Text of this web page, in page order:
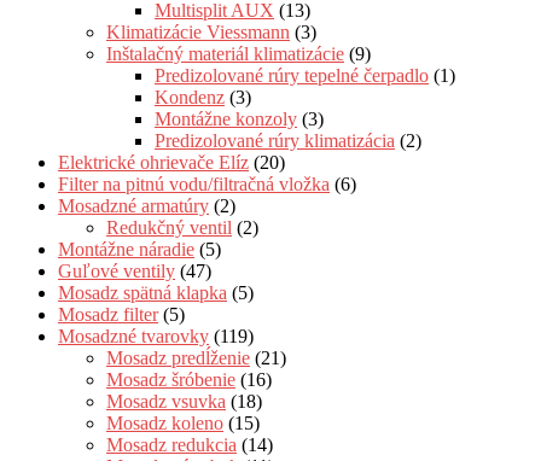
Multisplit AUX (13)
Klimatizácie Viessmann (3)
Inštalačný materiál klimatizácie (9)
Predizolované rúry tepelné čerpadlo (1)
Kondenz (3)
Montážne konzoly (3)
Predizolované rúry klimatizácia (2)
Elektrické ohrievače Elíz (20)
Filter na pitnú vodu/filtračná vložka (6)
Mosadzné armatúry (2)
Redukčný ventil (2)
Montážne náradie (5)
Guľové ventily (47)
Mosadz spätná klapka (5)
Mosadz filter (5)
Mosadzné tvarovky (119)
Mosadz predĺženie (21)
Mosadz šróbenie (16)
Mosadz vsuvka (18)
Mosadz koleno (15)
Mosadz redukcia (14)